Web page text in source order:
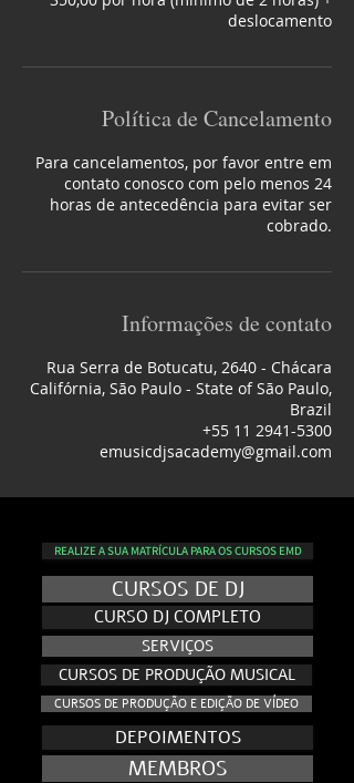
deslocamento
Política de Cancelamento
Para cancelamentos, por favor entre em
contato conosco com pelo menos 24
horas de antecedência para evitar ser
Informações de contato
Rua Serra de Botucatu, 2640 - Chácara
Califórnia, São Paulo - State of São Paulo,
Brazil
+55 11 2941-5300
emusicdjsacademy@gmail.com
REALIZE A SUA MATRÍCULA PARA OS CURSOS EMD
CURSOS DE DJ
CURSO DJ COMPLETO
SERVIÇOS
CURSOS DE PRODUÇÃO MUSICAL
CURSOS DE PRODUÇÃO E EDIÇÃO DE VÍDEO
DEPOIMENTOS
MEMBROS